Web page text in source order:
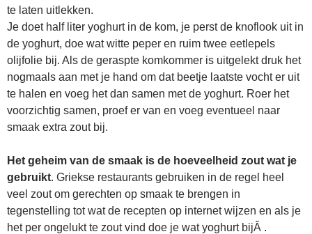
te laten uitlekken.
Je doet half liter yoghurt in de kom, je perst de knoflook uit in
de yoghurt, doe wat witte peper en ruim twee eetlepels
olijfolie bij. Als de geraspte komkommer is uitgelekt druk het
nogmaals aan met je hand om dat beetje laatste vocht er uit
te halen en voeg het dan samen met de yoghurt. Roer het
voorzichtig samen, proef er van en voeg eventueel naar
smaak extra zout bij.
Het geheim van de smaak is de hoeveelheid zout wat je
gebruikt. Griekse restaurants gebruiken in de regel heel
veel zout om gerechten op smaak te brengen in
tegenstelling tot wat de recepten op internet wijzen en als je
het per ongelukt te zout vind doe je wat yoghurt bijÂ .